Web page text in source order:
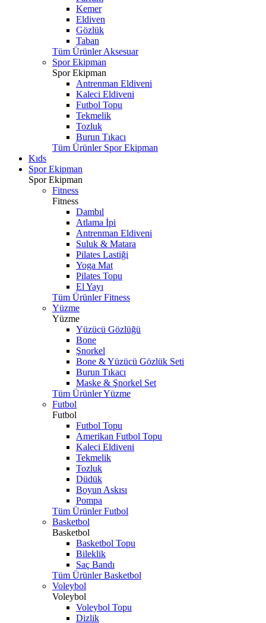
Kemer
Eldiven
Gözlük
Taban
Tüm Ürünler Aksesuar
Spor Ekipman
Spor Ekipman
Antrenman Eldiveni
Kaleci Eldiveni
Futbol Topu
Tekmelik
Tozluk
Burun Tıkacı
Tüm Ürünler Spor Ekipman
Kıds
Spor Ekipman
Spor Ekipman
Fitness
Fitness
Dambıl
Atlama İpi
Antrenman Eldiveni
Suluk & Matara
Pilates Lastiği
Yoga Mat
Pilates Topu
El Yayı
Tüm Ürünler Fitness
Yüzme
Yüzme
Yüzücü Gözlüğü
Bone
Şnorkel
Bone & Yüzücü Gözlük Seti
Burun Tıkacı
Maske & Şnorkel Set
Tüm Ürünler Yüzme
Futbol
Futbol
Futbol Topu
Amerikan Futbol Topu
Kaleci Eldiveni
Tekmelik
Tozluk
Düdük
Boyun Askısı
Pompa
Tüm Ürünler Futbol
Basketbol
Basketbol
Basketbol Topu
Bileklik
Saç Bandı
Tüm Ürünler Basketbol
Voleybol
Voleybol
Voleybol Topu
Dizlik